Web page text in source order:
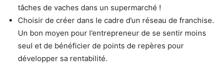
tâches de vaches dans un supermarché !
Choisir de créer dans le cadre d’un réseau de franchise.
Un bon moyen pour l’entrepreneur de se sentir moins
seul et de bénéficier de points de repères pour
développer sa rentabilité.